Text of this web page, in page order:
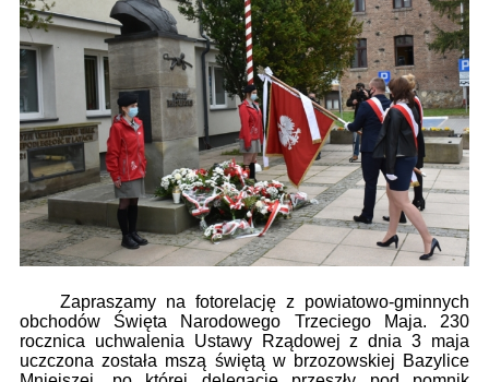
Zapraszamy na fotorelację z powiatowo-gminnych
obchodów Święta Narodowego Trzeciego Maja. 230
rocznica uchwalenia Ustawy Rządowej z dnia 3 maja
uczczona została mszą świętą w brzozowskiej Bazylice